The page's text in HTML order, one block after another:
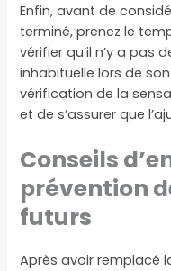
Enfin, avant de
terminé, prenez le
vérifier qu’il n’y a pas
inhabituelle lors de
vérification de la
et de s’assurer que
Conseils
prévention
futurs
Après avoir remplacé